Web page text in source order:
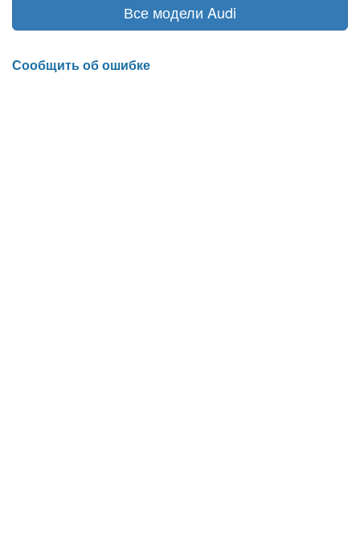
Все модели Audi
Сообщить об ошибке